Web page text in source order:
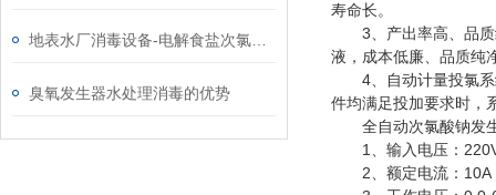
臭氧发生器水处理消毒的优势
寿命长。
3、产出率高、品质
液，成本低廉、品质纯
4、自动计量投氯系
件均满足投加要求时，
全自动次氯酸钠发
1、输入电压：
2、额定电流：10A